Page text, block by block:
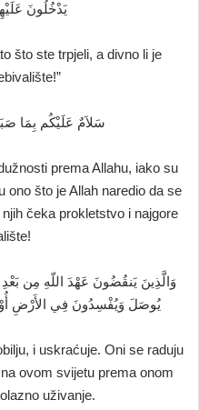
يَدْخُلُونَ
što ste trpjeli, a divno li je
سَلاَمٌ عَلَيْكُم بِمَا
prema Allahu, iako su
ono što je Allah naredio da se
čeka prokletstvo i najgore
وَالَّذِينَ يَنقُضُونَ عَهْدَ اللّهِ مِن
يُوصَلَ وَيُفْسِدُونَ فِي الأَرْضِ
i uskraćuje. Oni se raduju
ovom svijetu prema onom
uživanje.